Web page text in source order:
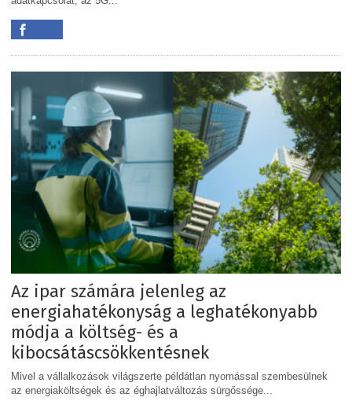
Az ipar számára jelenleg az
energiahatékonyság a leghatékonyabb
módja a költség- és a
kibocsátáscsökkentésnek
Mivel a vállalkozások világszerte példátlan nyomással szembesülnek
az energiaköltségek és az éghajlatváltozás sürgőssége...